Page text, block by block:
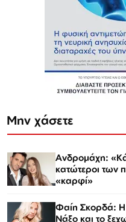
Μην χάσετε
Ανδρομάχη:
κατώτεροι των
«καρφί»
Φαίη Σκορδά: Η
Νάξο και το